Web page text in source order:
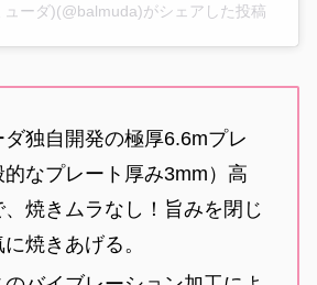
ューダ)(@balmuda)がシェアした投稿
独自開発の極厚6.6mプレ
的なプレート厚み3mm）高
焼きムラなし！旨みを閉じ
焼きあげる。